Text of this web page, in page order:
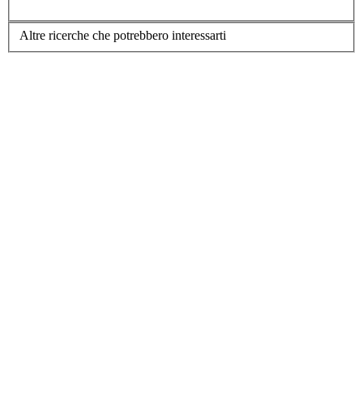
Altre ricerche che potrebbero interessarti